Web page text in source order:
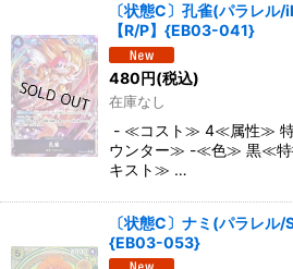
〔状態C〕孔雀(パラレ
【R/P】{EB03-041}
480円(税込)
在庫なし
- ≪コスト≫ 4≪属性≫
ウンター≫ -≪色≫ 黒≪特
キスト≫ …
〔状態C〕ナミ(パラレル/
{EB03-053}